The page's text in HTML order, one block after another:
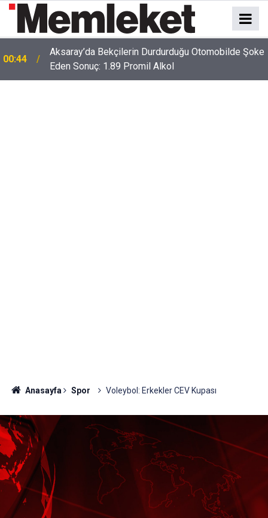
00:44
Aksaray’da Bekçilerin Durdurduğu Otomobilde Şoke
Eden Sonuç: 1.89 Promil Alkol
Anasayfa Spor Voleybol: Erkekler CEV Kupası